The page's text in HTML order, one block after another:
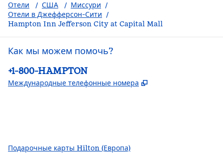
Отели / США / Миссури /
Отели в Джефферсон-Сити /
Hampton Inn Jefferson City at Capital Mall
Как мы можем помочь?
Телефон:
+1-800-HAMPTON
Международные телефонные номера ,
Подарочные карты Hilton (Европа)